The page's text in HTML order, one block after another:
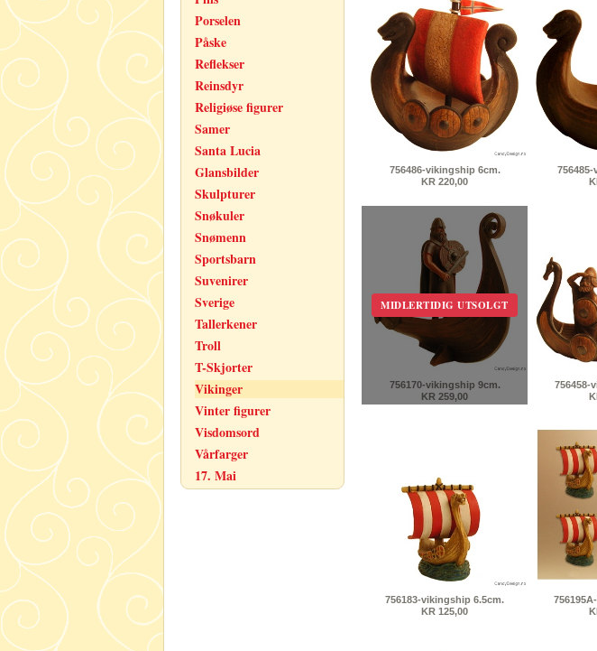
Porselen
Påske
Reflekser
Reinsdyr
Religiøse figurer
Samer
Santa Lucia
Glansbilder
Skulpturer
Snøkuler
Snømenn
Sportsbarn
Suvenirer
Sverige
Tallerkener
Troll
T-Skjorter
Vikinger
Vinter figurer
Visdomsord
Vårfarger
17. Mai
756486-vikingship 6cm.
KR 220,00
MIDLERTIDIG UTSOLGT
756170-vikingship 9cm.
KR 259,00
756458-
756183-vikingship 6.5cm.
KR 125,00